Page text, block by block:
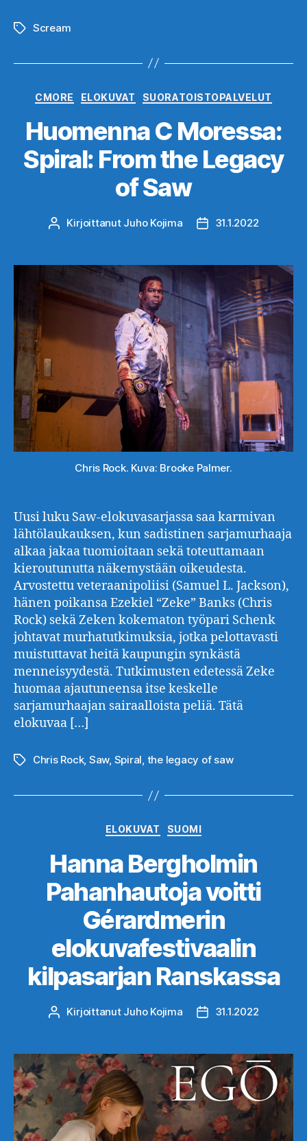
Avainsanat
Scream
Kategoriat
CMORE ELOKUVAT SUORATOISTOPALVELUT
Huomenna C Moressa:
Spiral: From the Legacy
of Saw
Kirjoittaja
Kirjoittanut Juho Kojima Julkaisupäivämäärä
31.1.2022
Chris Rock. Kuva: Brooke Palmer.
Uusi luku Saw-elokuvasarjassa saa karmivan
lähtölaukauksen, kun sadistinen sarjamurhaaja
alkaa jakaa tuomioitaan sekä toteuttamaan
kieroutunutta näkemystään oikeudesta.
Arvostettu veteraanipoliisi (Samuel L. Jackson),
hänen poikansa Ezekiel “Zeke” Banks (Chris
Rock) sekä Zeken kokematon työpari Schenk
johtavat murhatutkimuksia, jotka pelottavasti
muistuttavat heitä kaupungin synkästä
menneisyydestä. Tutkimusten edetessä Zeke
huomaa ajautuneensa itse keskelle
sarjamurhaajan sairaalloista peliä. Tätä
elokuvaa […]
Avainsanat
Chris Rock, Saw, Spiral, the legacy of saw
Kategoriat
ELOKUVAT SUOMI
Hanna Bergholmin
Pahanhautoja voitti
Gérardmerin
elokuvafestivaalin
kilpasarjan Ranskassa
Kirjoittaja
Kirjoittanut Juho Kojima Julkaisupäivämäärä
31.1.2022